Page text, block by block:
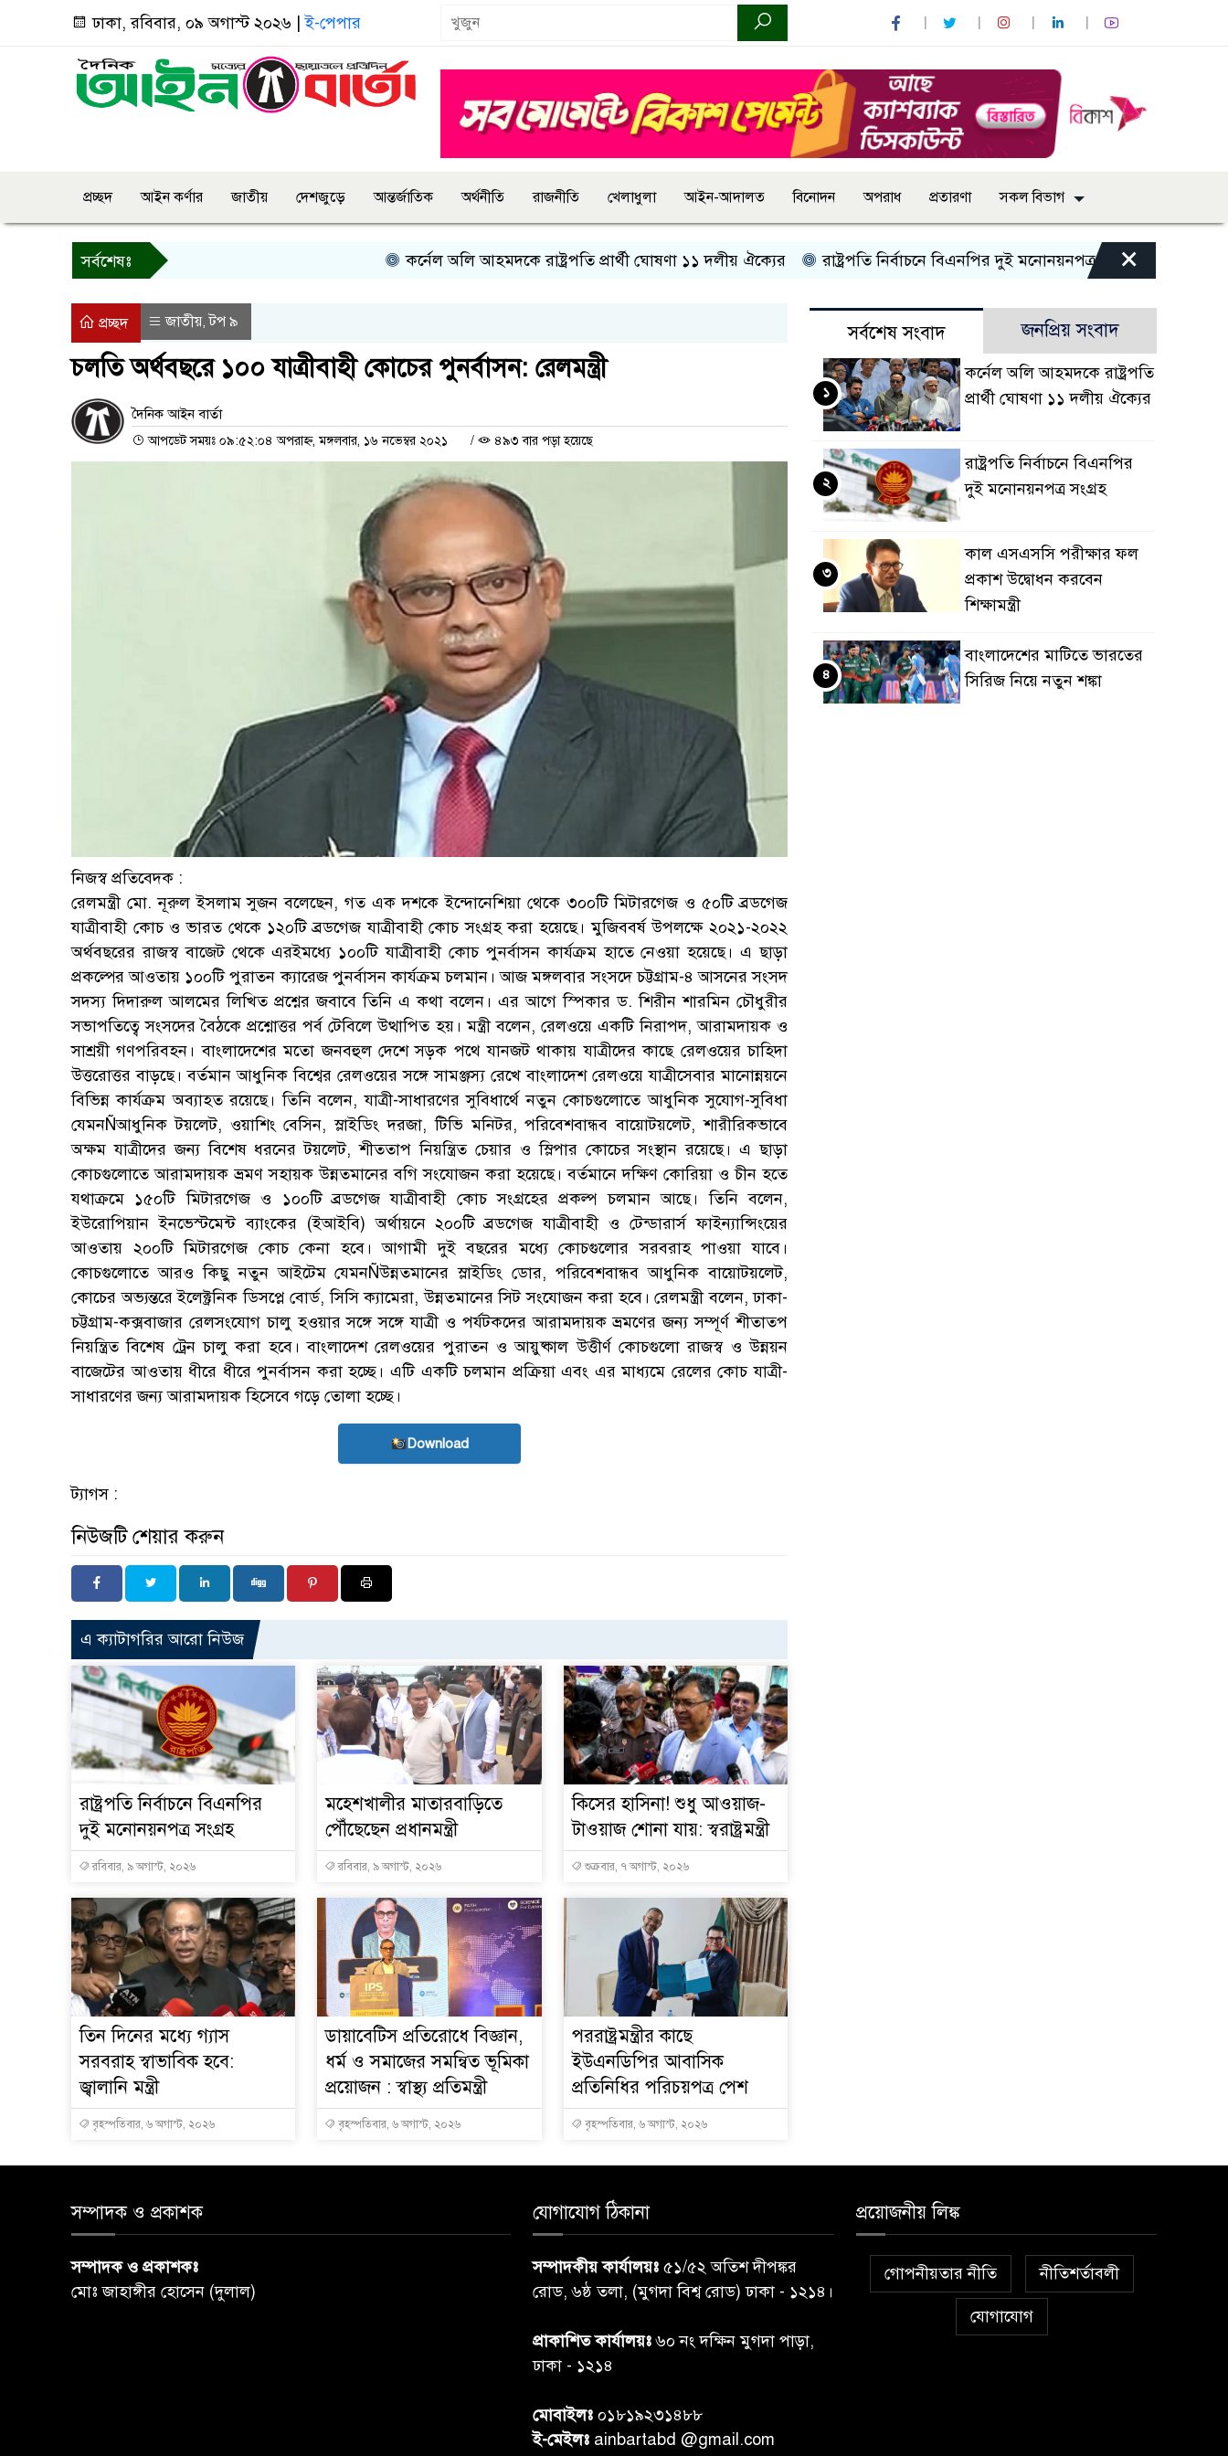
ঢাকা, রবিবার, ০৯ অগাস্ট ২০২৬ |ই-পেপার
প্রচ্ছদ আইন কর্ণার জাতীয় দেশজুড়ে আন্তর্জাতিক অর্থনীতি রাজনীতি খেলাধুলা আইন-আদালত বিনোদন অপরাধ প্রতারণা সকল বিভাগ
সর্বশেষঃ কর্নেল অলি আহমদকে রাষ্ট্রপতি প্রার্থী ঘোষণা ১১ দলীয় ঐক্যের রাষ্ট্রপতি নির্বাচনে বিএনপির দুই মনোনয়নপত্র সংগ্রহ কাল এসএসসি
×
প্রচ্ছদ জাতীয়,টপ ৯
চলতি অর্থবছরে ১০০ যাত্রীবাহী কোচের পুনর্বাসন: রেলমন্ত্রী
দৈনিক আইন বার্তা
আপডেট সময়ঃ ০৯:৫২:০৪ অপরাহ্ন, মঙ্গলবার, ১৬ নভেম্বর ২০২১ / ৪৯৩ বার পড়া হয়েছে
নিজস্ব প্রতিবেদক :
রেলমন্ত্রী মো. নূরুল ইসলাম সুজন বলেছেন, গত এক দশকে ইন্দোনেশিয়া থেকে ৩০০টি মিটারগেজ ও ৫০টি ব্রডগেজ
যাত্রীবাহী কোচ ও ভারত থেকে ১২০টি ব্রডগেজ যাত্রীবাহী কোচ সংগ্রহ করা হয়েছে। মুজিববর্ষ উপলক্ষে ২০২১-২০২২
অর্থবছরের রাজস্ব বাজেট থেকে এরইমধ্যে ১০০টি যাত্রীবাহী কোচ পুনর্বাসন কার্যক্রম হাতে নেওয়া হয়েছে। এ ছাড়া
প্রকল্পের আওতায় ১০০টি পুরাতন ক্যারেজ পুনর্বাসন কার্যক্রম চলমান। আজ মঙ্গলবার সংসদে চট্টগ্রাম-৪ আসনের সংসদ
সদস্য দিদারুল আলমের লিখিত প্রশ্নের জবাবে তিনি এ কথা বলেন। এর আগে স্পিকার ড. শিরীন শারমিন চৌধুরীর
সভাপতিত্বে সংসদের বৈঠকে প্রশ্নোত্তর পর্ব টেবিলে উত্থাপিত হয়। মন্ত্রী বলেন, রেলওয়ে একটি নিরাপদ, আরামদায়ক ও
সাশ্রয়ী গণপরিবহন। বাংলাদেশের মতো জনবহুল দেশে সড়ক পথে যানজট থাকায় যাত্রীদের কাছে রেলওয়ের চাহিদা
উত্তরোত্তর বাড়ছে। বর্তমান আধুনিক বিশ্বের রেলওয়ের সঙ্গে সামঞ্জস্য রেখে বাংলাদেশ রেলওয়ে যাত্রীসেবার মানোন্নয়নে
বিভিন্ন কার্যক্রম অব্যাহত রয়েছে। তিনি বলেন, যাত্রী-সাধারণের সুবিধার্থে নতুন কোচগুলোতে আধুনিক সুযোগ-সুবিধা
যেমনÑআধুনিক টয়লেট, ওয়াশিং বেসিন, স্লাইডিং দরজা, টিভি মনিটর, পরিবেশবান্ধব বায়োটয়লেট, শারীরিকভাবে
অক্ষম যাত্রীদের জন্য বিশেষ ধরনের টয়লেট, শীততাপ নিয়ন্ত্রিত চেয়ার ও স্লিপার কোচের সংস্থান রয়েছে। এ ছাড়া
কোচগুলোতে আরামদায়ক ভ্রমণ সহায়ক উন্নতমানের বগি সংযোজন করা হয়েছে। বর্তমানে দক্ষিণ কোরিয়া ও চীন হতে
যথাক্রমে ১৫০টি মিটারগেজ ও ১০০টি ব্রডগেজ যাত্রীবাহী কোচ সংগ্রহের প্রকল্প চলমান আছে। তিনি বলেন,
ইউরোপিয়ান ইনভেস্টমেন্ট ব্যাংকের (ইআইবি) অর্থায়নে ২০০টি ব্রডগেজ যাত্রীবাহী ও টেন্ডারার্স ফাইন্যান্সিংয়ের
আওতায় ২০০টি মিটারগেজ কোচ কেনা হবে। আগামী দুই বছরের মধ্যে কোচগুলোর সরবরাহ পাওয়া যাবে।
কোচগুলোতে আরও কিছু নতুন আইটেম যেমনÑউন্নতমানের স্লাইডিং ডোর, পরিবেশবান্ধব আধুনিক বায়োটয়লেট,
কোচের অভ্যন্তরে ইলেক্ট্রনিক ডিসপ্লে বোর্ড, সিসি ক্যামেরা, উন্নতমানের সিট সংযোজন করা হবে। রেলমন্ত্রী বলেন, ঢাকা-
চট্টগ্রাম-কক্সবাজার রেলসংযোগ চালু হওয়ার সঙ্গে সঙ্গে যাত্রী ও পর্যটকদের আরামদায়ক ভ্রমণের জন্য সম্পূর্ণ শীতাতপ
নিয়ন্ত্রিত বিশেষ ট্রেন চালু করা হবে। বাংলাদেশ রেলওয়ের পুরাতন ও আয়ুষ্কাল উত্তীর্ণ কোচগুলো রাজস্ব ও উন্নয়ন
বাজেটের আওতায় ধীরে ধীরে পুনর্বাসন করা হচ্ছে। এটি একটি চলমান প্রক্রিয়া এবং এর মাধ্যমে রেলের কোচ যাত্রী-
সাধারণের জন্য আরামদায়ক হিসেবে গড়ে তোলা হচ্ছে।
Download
ট্যাগস :
নিউজটি শেয়ার করুন
এ ক্যাটাগরির আরো নিউজ
রাষ্ট্রপতি নির্বাচনে বিএনপির
দুই মনোনয়নপত্র সংগ্রহ
রবিবার, ৯ অগাস্ট, ২০২৬
মহেশখালীর মাতারবাড়িতে
পৌঁছেছেন প্রধানমন্ত্রী
রবিবার, ৯ অগাস্ট, ২০২৬
কিসের হাসিনা! শুধু আওয়াজ-
টাওয়াজ শোনা যায়: স্বরাষ্ট্রমন্ত্রী
শুক্রবার, ৭ অগাস্ট, ২০২৬
তিন দিনের মধ্যে গ্যাস
সরবরাহ স্বাভাবিক হবে:
জ্বালানি মন্ত্রী
বৃহস্পতিবার, ৬ অগাস্ট, ২০২৬
ডায়াবেটিস প্রতিরোধে বিজ্ঞান,
ধর্ম ও সমাজের সমন্বিত ভূমিকা
প্রয়োজন : স্বাস্থ্য প্রতিমন্ত্রী
বৃহস্পতিবার, ৬ অগাস্ট, ২০২৬
পররাষ্ট্রমন্ত্রীর কা‌ছে
ইউএনডিপির আবাসিক
প্রতিনিধির পরিচয়পত্র পেশ
বৃহস্পতিবার, ৬ অগাস্ট, ২০২৬
সর্বশেষ সংবাদ জনপ্রিয় সংবাদ
কর্নেল অলি আহমদকে রাষ্ট্রপতি
প্রার্থী ঘোষণা ১১ দলীয় ঐক্যের
১
রাষ্ট্রপতি নির্বাচনে বিএনপির
দুই মনোনয়নপত্র সংগ্রহ
২
কাল এসএসসি পরীক্ষার ফল
প্রকাশ উদ্বোধন করবেন
শিক্ষামন্ত্রী
৩
বাংলাদেশের মাটিতে ভারতের
সিরিজ নিয়ে নতুন শঙ্কা
৪
সম্পাদক ও প্রকাশক
সম্পাদক ও প্রকাশকঃ
মোঃ জাহাঙ্গীর হোসেন (দুলাল)
যোগাযোগ ঠিকানা
সম্পাদকীয় কার্যালয়ঃ ৫১/৫২ অতিশ দীপঙ্কর
রোড, ৬ষ্ঠ তলা, (মুগদা বিশ্ব রোড) ঢাকা - ১২১৪।
প্রাকাশিত কার্যালয়ঃ৬০ নং দক্ষিন মুগদা পাড়া,
ঢাকা - ১২১৪
মোবাইলঃ ০১৮১৯২৩১৪৮৮
ই-মেইলঃ ainbartabd @gmail.com
প্রয়োজনীয় লিঙ্ক
গোপনীয়তার নীতি নীতিশর্তাবলী
যোগাযোগ